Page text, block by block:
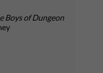
Boys of Dungeon